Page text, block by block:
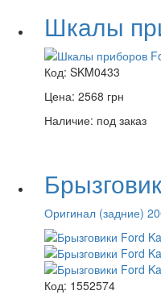
Шкалы
Код: SKM0433
Цена: 2568 грн
Наличие: под заказ
Оригинал (задние)
Код: 1552574